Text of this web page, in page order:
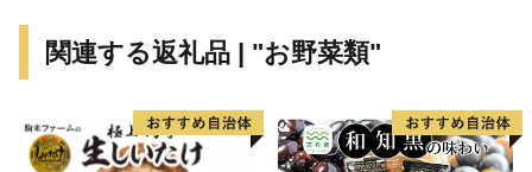
※土日、祝祭日、年末年始（12/29～1/4）は休業日とな
【ワンストップ特例申請書について】
関連する返礼品 | "お野菜類"